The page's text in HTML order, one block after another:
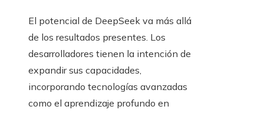
El potencial de DeepSeek va más allá
de los resultados presentes. Los
desarrolladores tienen la intención de
expandir sus capacidades,
incorporando tecnologías avanzadas
como el aprendizaje profundo en